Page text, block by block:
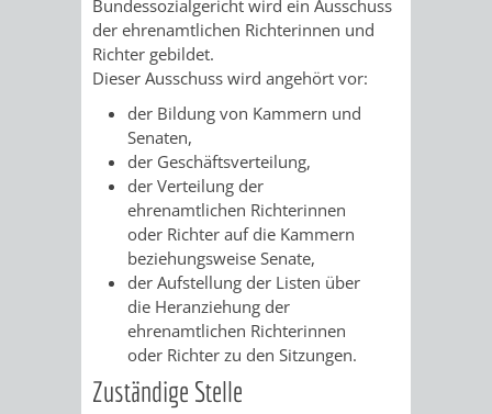
AMT
Bundessozialgericht wird ein Ausschuss
der ehrenamtlichen Richterinnen und
Richter gebildet.
Dieser Ausschuss wird angehört vor:
der Bildung von Kammern und
Senaten,
der Geschäftsverteilung,
der Verteilung der
ehrenamtlichen Richterinnen
oder Richter auf die Kammern
beziehungsweise Senate,
der Aufstellung der Listen über
die Heranziehung der
ehrenamtlichen Richterinnen
oder Richter zu den Sitzungen.
Zuständige Stelle